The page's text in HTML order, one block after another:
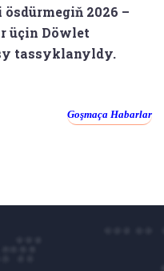
2026 –
üçin Döwlet
tassyklanyldy.
Goşmaça Habarlar